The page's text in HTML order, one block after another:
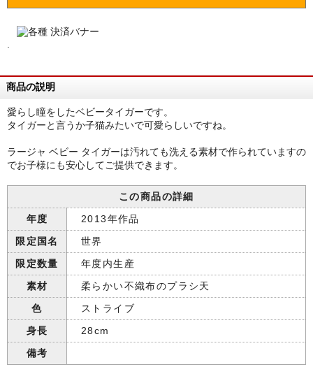
商品の説明
愛らし瞳をしたベビータイガーです。
タイガーと言うか子猫みたいで可愛らしいですね。
ラージャ ベビー タイガーは汚れても洗える素材で作られていますの
でお子様にも安心してご提供できます。
この商品の詳細
年度
2013年作品
限定国名
世界
限定数量
年度内生産
素材
柔らかい不織布のプラシ天
色
ストライブ
身長
28cm
備考